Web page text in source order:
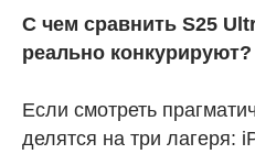
С чем сравнить S25
реально конкурируют?
Если смотреть
делятся на три лагеря: